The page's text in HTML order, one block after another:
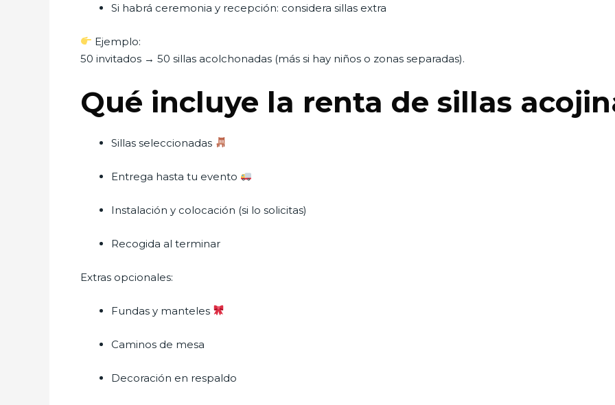
Si habrá ceremonia y recepción: considera sillas extra
Ejemplo:
50 invitados → 50 sillas acolchonadas (más si hay niños o zonas separadas).
Qué incluye la renta de sillas
Sillas seleccionadas
Entrega hasta tu evento
Instalación y colocación (si lo solicitas)
Recogida al terminar
Extras opcionales:
Fundas y manteles
Caminos de mesa
Decoración en respaldo